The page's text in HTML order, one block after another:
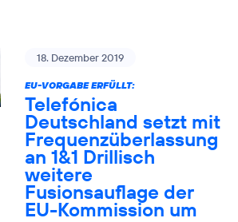
18. Dezember 2019
EU-VORGABE ERFÜLLT:
Telefónica
Deutschland setzt mit
Frequenzüberlassung
an 1&1 Drillisch
weitere
Fusionsauflage der
EU-Kommission um